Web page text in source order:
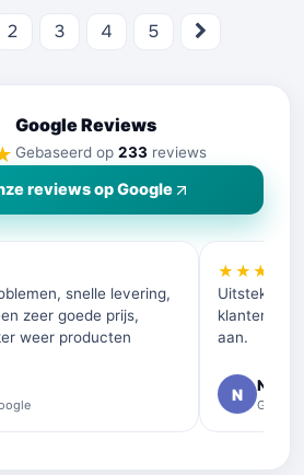
2 3 4 5
Google Reviews
Gebaseerd op 233 reviews
reviews op Google
snelle levering,
zeer goede prijs,
weer producten
★★★★★
aan.
N Nelly
Google